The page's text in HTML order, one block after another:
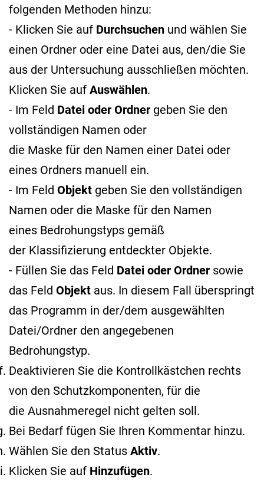
folgenden Methoden hinzu:
- Klicken Sie auf Durchsuchen und wählen Sie
einen Ordner oder eine Datei aus, den/die Sie
aus der Untersuchung ausschließen möchten.
Klicken Sie auf Auswählen.
- Im Feld Datei oder Ordner geben Sie den
vollständigen Namen oder
die Maske für den Namen einer Datei oder
eines Ordners manuell ein.
- Im Feld Objekt geben Sie den vollständigen
Namen oder die Maske für den Namen
eines Bedrohungstyps gemäß
der Klassifizierung entdeckter Objekte.
- Füllen Sie das Feld Datei oder Ordner sowie
das Feld Objekt aus. In diesem Fall überspringt
das Programm in der/dem ausgewählten
Datei/Ordner den angegebenen
Bedrohungstyp.
Deaktivieren Sie die Kontrollkästchen rechts
von den Schutzkomponenten, für die
die Ausnahmeregel nicht gelten soll.
Bei Bedarf fügen Sie Ihren Kommentar hinzu.
Wählen Sie den Status Aktiv.
Klicken Sie auf Hinzufügen.